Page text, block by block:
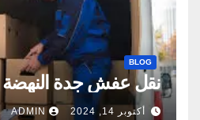
BLOG
نقل عفش جدة النهضة
أكتوبر 14, 2024 ADMIN